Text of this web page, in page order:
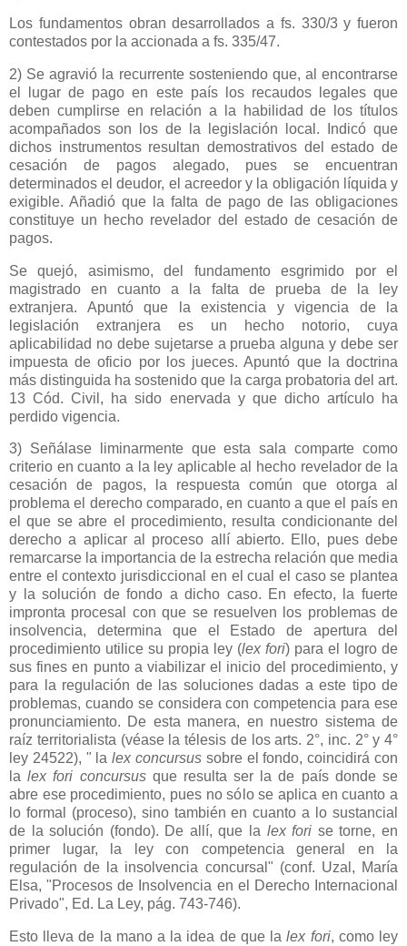
Los fundamentos obran desarrollados a fs. 330/3 y fueron
contestados por la accionada a fs. 335/47.
2) Se agravió la recurrente sosteniendo que, al encontrarse
el lugar de pago en este país los recaudos legales que
deben cumplirse en relación a la habilidad de los títulos
acompañados son los de la legislación local. Indicó que
dichos instrumentos resultan demostrativos del estado de
cesación de pagos alegado, pues se encuentran
determinados el deudor, el acreedor y la obligación líquida y
exigible. Añadió que la falta de pago de las obligaciones
constituye un hecho revelador del estado de cesación de
pagos.
Se quejó, asimismo, del fundamento esgrimido por el
magistrado en cuanto a la falta de prueba de la ley
extranjera. Apuntó que la existencia y vigencia de la
legislación extranjera es un hecho notorio, cuya
aplicabilidad no debe sujetarse a prueba alguna y debe ser
impuesta de oficio por los jueces. Apuntó que la doctrina
más distinguida ha sostenido que la carga probatoria del art.
13 Cód. Civil, ha sido enervada y que dicho artículo ha
perdido vigencia.
3) Señálase liminarmente que esta sala comparte como
criterio en cuanto a la ley aplicable al hecho revelador de la
cesación de pagos, la respuesta común que otorga al
problema el derecho comparado, en cuanto a que el país en
el que se abre el procedimiento, resulta condicionante del
derecho a aplicar al proceso allí abierto. Ello, pues debe
remarcarse la importancia de la estrecha relación que media
entre el contexto jurisdiccional en el cual el caso se plantea
y la solución de fondo a dicho caso. En efecto, la fuerte
impronta procesal con que se resuelven los problemas de
insolvencia, determina que el Estado de apertura del
procedimiento utilice su propia ley (lex fori) para el logro de
sus fines en punto a viabilizar el inicio del procedimiento, y
para la regulación de las soluciones dadas a este tipo de
problemas, cuando se considera con competencia para ese
pronunciamiento. De esta manera, en nuestro sistema de
raíz territorialista (véase la télesis de los arts. 2°, inc. 2° y 4°
ley 24522), " lalex concursus sobre el fondo, coincidirá con
lalex fori concursusque resulta ser la de país donde se
abre ese procedimiento, pues no sólo se aplica en cuanto a
lo formal (proceso), sino también en cuanto a lo sustancial
de la solución (fondo). De allí, que la lex fori se torne, en
primer lugar, la ley con competencia general en la
regulación de la insolvencia concursal" (conf. Uzal, María
Elsa, "Procesos de Insolvencia en el Derecho Internacional
Privado", Ed. La Ley, pág. 743-746).
Esto lleva de la mano a la idea de que lalex fori, como ley